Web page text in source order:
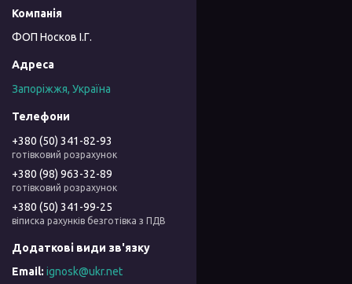
ФОП Носков І.Г.
Запоріжжя, Україна
+380 (50) 341-82-93
готівковий розрахунок
+380 (98) 963-32-89
готівковий розрахунок
+380 (50) 341-99-25
віписка рахунків безготівка з ПДВ
ignosk@ukr.net